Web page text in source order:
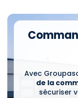
Avec
de la
sécuriser